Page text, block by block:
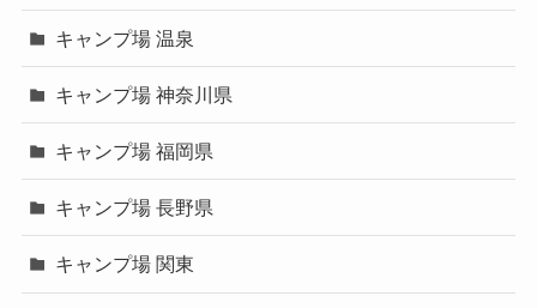
キャンプ場 温泉
キャンプ場 神奈川県
キャンプ場 福岡県
キャンプ場 長野県
キャンプ場 関東